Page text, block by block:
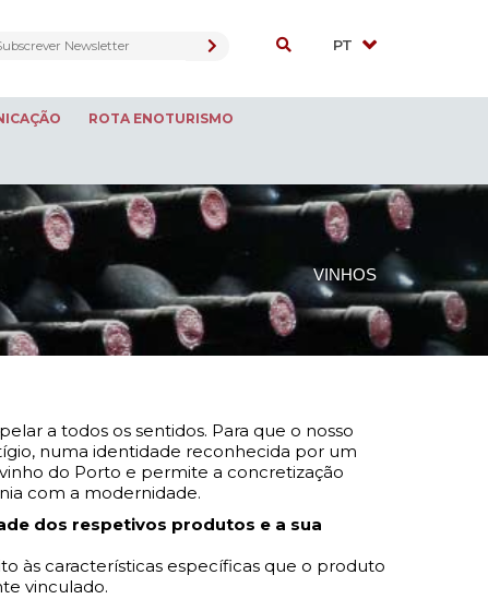
ROTA ENOTURISMO
VINHOS
a todos os sentidos. Para que o nosso
numa identidade reconhecida por um
do Porto e permite a concretização
com a modernidade.
dos respetivos produtos e a sua
às características específicas que o produto
vinculado.